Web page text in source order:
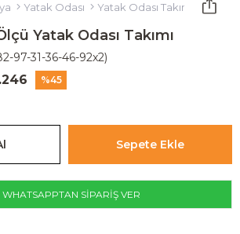
Yatak Odası Yatak Odası Takımı
Yatak Odası Takımı
97-31-36-46-92x2)
45
WHATSAPPTAN SİPARİŞ VER